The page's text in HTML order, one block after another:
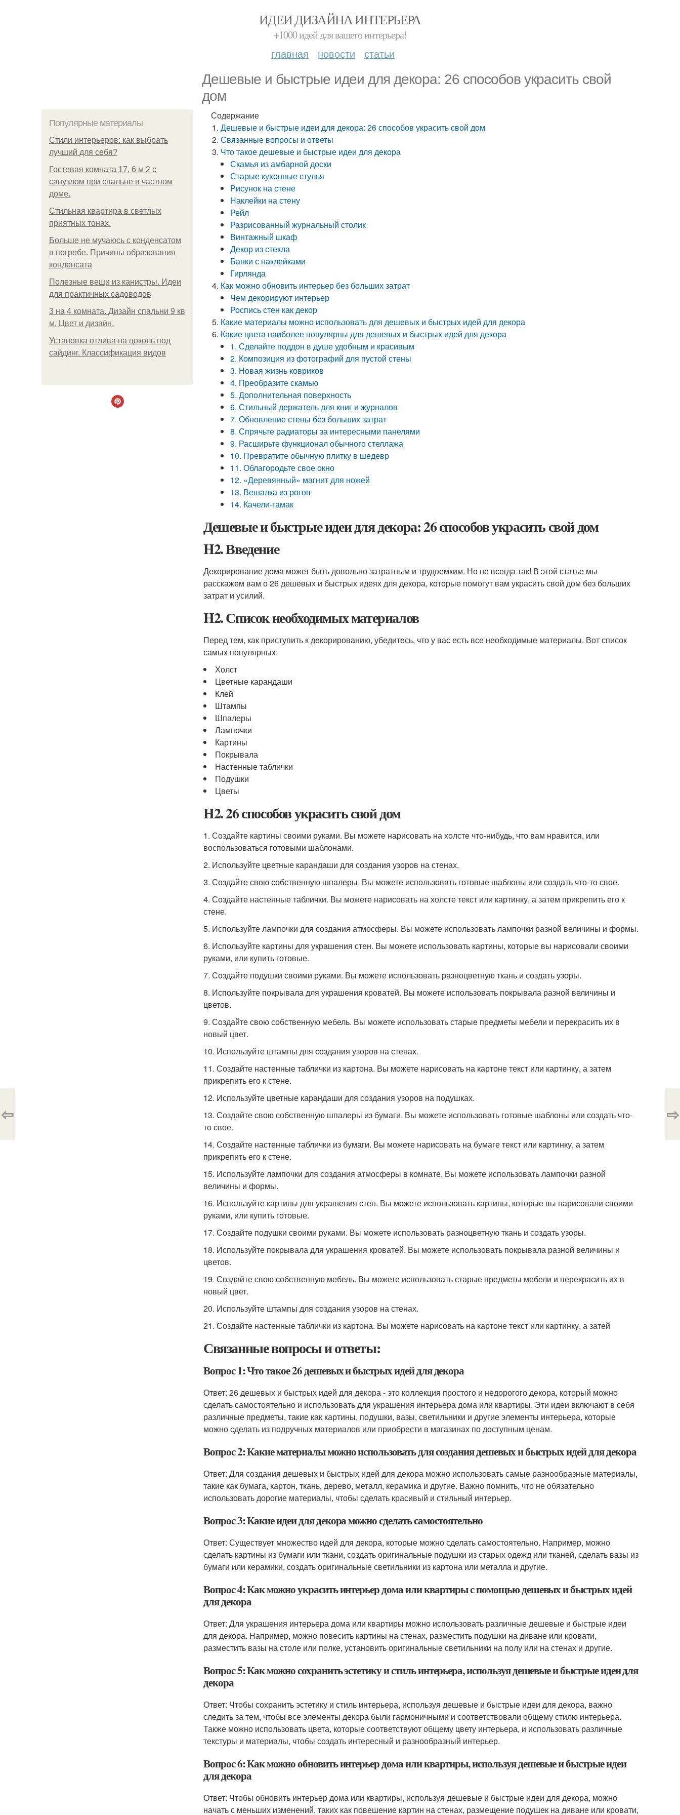
ИДЕИ ДИЗАЙНА ИНТЕРЬЕРА
+1000 идей для вашего интерьера!
главная новости статьи
Дешевые и быстрые идеи для декора: 26 способов украсить свой
дом
Популярные материалы
Стили интерьеров: как выбрать
лучший для себя?
Гостевая комната 17, 6 м 2 с
санузлом при спальне в частном
доме.
Стильная квартира в светлых
приятных тонах.
Больше не мучаюсь с конденсатом
в погребе. Причины образования
конденсата
Полезные вещи из канистры. Идеи
для практичных садоводов
3 на 4 комната. Дизайн спальни 9 кв
м. Цвет и дизайн.
Установка отлива на цоколь под
сайдинг. Классификация видов
Содержание
Дешевые и быстрые идеи для декора: 26 способов украсить свой дом
Связанные вопросы и ответы
Что такое дешевые и быстрые идеи для декора
Скамья из амбарной доски
Старые кухонные стулья
Рисунок на стене
Наклейки на стену
Рейл
Разрисованный журнальный столик
Винтажный шкаф
Декор из стекла
Банки с наклейками
Гирлянда
Как можно обновить интерьер без больших затрат
Чем декорируют интерьер
Роспись стен как декор
Какие материалы можно использовать для дешевых и быстрых идей для декора
Какие цвета наиболее популярны для дешевых и быстрых идей для декора
1. Сделайте поддон в душе удобным и красивым
2. Композиция из фотографий для пустой стены
3. Новая жизнь ковриков
4. Преобразите скамью
5. Дополнительная поверхность
6. Стильный держатель для книг и журналов
7. Обновление стены без больших затрат
8. Спрячьте радиаторы за интересными панелями
9. Расширьте функционал обычного стеллажа
10. Превратите обычную плитку в шедевр
11. Облагородьте свое окно
12. «Деревянный» магнит для ножей
13. Вешалка из рогов
14. Качели-гамак
Дешевые и быстрые идеи для декора: 26 способов украсить свой дом
H2. Введение
Декорирование дома может быть довольно затратным и трудоемким. Но не всегда так! В этой статье мы
расскажем вам о 26 дешевых и быстрых идеях для декора, которые помогут вам украсить свой дом без больших
затрат и усилий.
H2. Список необходимых материалов
Перед тем, как приступить к декорированию, убедитесь, что у вас есть все необходимые материалы. Вот список
самых популярных:
Холст
Цветные карандаши
Клей
Штампы
Шпалеры
Лампочки
Картины
Покрывала
Настенные таблички
Подушки
Цветы
H2. 26 способов украсить свой дом
1. Создайте картины своими руками. Вы можете нарисовать на холсте что-нибудь, что вам нравится, или
воспользоваться готовыми шаблонами.
2. Используйте цветные карандаши для создания узоров на стенах.
3. Создайте свою собственную шпалеры. Вы можете использовать готовые шаблоны или создать что-то свое.
4. Создайте настенные таблички. Вы можете нарисовать на холсте текст или картинку, а затем прикрепить его к
стене.
5. Используйте лампочки для создания атмосферы. Вы можете использовать лампочки разной величины и формы.
6. Используйте картины для украшения стен. Вы можете использовать картины, которые вы нарисовали своими
руками, или купить готовые.
7. Создайте подушки своими руками. Вы можете использовать разноцветную ткань и создать узоры.
8. Используйте покрывала для украшения кроватей. Вы можете использовать покрывала разной величины и
цветов.
9. Создайте свою собственную мебель. Вы можете использовать старые предметы мебели и перекрасить их в
новый цвет.
10. Используйте штампы для создания узоров на стенах.
11. Создайте настенные таблички из картона. Вы можете нарисовать на картоне текст или картинку, а затем
прикрепить его к стене.
12. Используйте цветные карандаши для создания узоров на подушках.
13. Создайте свою собственную шпалеры из бумаги. Вы можете использовать готовые шаблоны или создать что-
то свое.
14. Создайте настенные таблички из бумаги. Вы можете нарисовать на бумаге текст или картинку, а затем
прикрепить его к стене.
15. Используйте лампочки для создания атмосферы в комнате. Вы можете использовать лампочки разной
величины и формы.
16. Используйте картины для украшения стен. Вы можете использовать картины, которые вы нарисовали своими
руками, или купить готовые.
17. Создайте подушки своими руками. Вы можете использовать разноцветную ткань и создать узоры.
18. Используйте покрывала для украшения кроватей. Вы можете использовать покрывала разной величины и
цветов.
19. Создайте свою собственную мебель. Вы можете использовать старые предметы мебели и перекрасить их в
новый цвет.
20. Используйте штампы для создания узоров на стенах.
21. Создайте настенные таблички из картона. Вы можете нарисовать на картоне текст или картинку, а затей
Связанные вопросы и ответы:
Вопрос 1: Что такое 26 дешевых и быстрых идей для декора
Ответ: 26 дешевых и быстрых идей для декора - это коллекция простого и недорогого декора, который можно
сделать самостоятельно и использовать для украшения интерьера дома или квартиры. Эти идеи включают в себя
различные предметы, такие как картины, подушки, вазы, светильники и другие элементы интерьера, которые
можно сделать из подручных материалов или приобрести в магазинах по доступным ценам.
Вопрос 2: Какие материалы можно использовать для создания дешевых и быстрых идей для декора
Ответ: Для создания дешевых и быстрых идей для декора можно использовать самые разнообразные материалы,
такие как бумага, картон, ткань, дерево, металл, керамика и другие. Важно помнить, что не обязательно
использовать дорогие материалы, чтобы сделать красивый и стильный интерьер.
Вопрос 3: Какие идеи для декора можно сделать самостоятельно
Ответ: Существует множество идей для декора, которые можно сделать самостоятельно. Например, можно
сделать картины из бумаги или ткани, создать оригинальные подушки из старых одежд или тканей, сделать вазы из
бумаги или керамики, создать оригинальные светильники из картона или металла и другие.
Вопрос 4: Как можно украсить интерьер дома или квартиры с помощью дешевых и быстрых идей
для декора
Ответ: Для украшения интерьера дома или квартиры можно использовать различные дешевые и быстрые идеи
для декора. Например, можно повесить картины на стенах, разместить подушки на диване или кровати,
разместить вазы на столе или полке, установить оригинальные светильники на полу или на стенах и другие.
Вопрос 5: Как можно сохранить эстетику и стиль интерьера, используя дешевые и быстрые идеи для
декора
Ответ: Чтобы сохранить эстетику и стиль интерьера, используя дешевые и быстрые идеи для декора, важно
следить за тем, чтобы все элементы декора были гармоничными и соответствовали общему стилю интерьера.
Также можно использовать цвета, которые соответствуют общему цвету интерьера, и использовать различные
текстуры и материалы, чтобы создать интересный и разнообразный интерьер.
Вопрос 6: Как можно обновить интерьер дома или квартиры, используя дешевые и быстрые идеи
для декора
Ответ: Чтобы обновить интерьер дома или квартиры, используя дешевые и быстрые идеи для декора, можно
начать с меньших изменений, таких как повешение картин на стенах, размещение подушек на диване или кровати,
⇦ ⇨